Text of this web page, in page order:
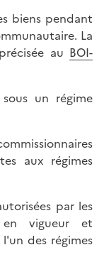
biens pendant
La
au BOI-
un régime
aux régimes
par les
en vigueur et
des régimes